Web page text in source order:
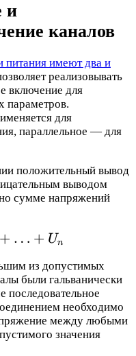
и
каналов
питания имеют два и
реализовывать
включение для
параметров.
для
параллельное — для
положительный вывод
выводом
сумме напряжений
= U_1
+ … + Un
из допустимых
были гальванически
последовательное
необходимо
между любыми
значения